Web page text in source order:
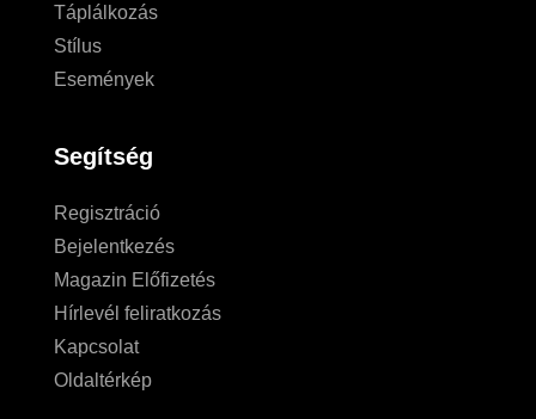
Táplálkozás
Stílus
Események
Segítség
Regisztráció
Bejelentkezés
Magazin Előfizetés
Hírlevél feliratkozás
Kapcsolat
Oldaltérkép